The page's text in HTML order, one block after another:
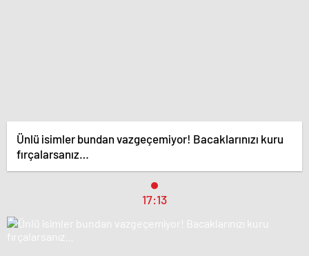
Ünlü isimler bundan vazgeçemiyor! Bacaklarınızı kuru
fırçalarsanız…
17:13